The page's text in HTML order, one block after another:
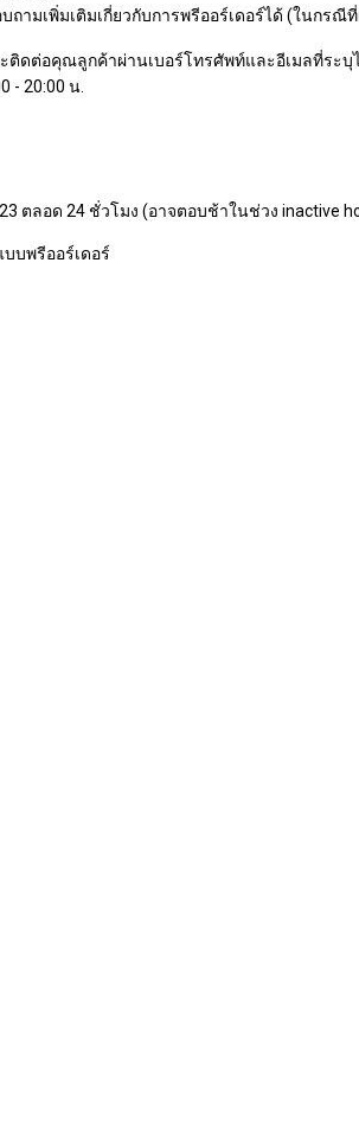
เพิ่มเติมเกี่ยวกับการพรีออร์เดอร์ได้ (ในกรณี
ดต่อคุณลูกค้าผ่านเบอร์โทรศัพท์และอีเมลที่ระ
- 20:00 น.
ตลอด 24 ชั่วโมง (อาจตอบช้าในช่วง inactive
บพรีออร์เดอร์